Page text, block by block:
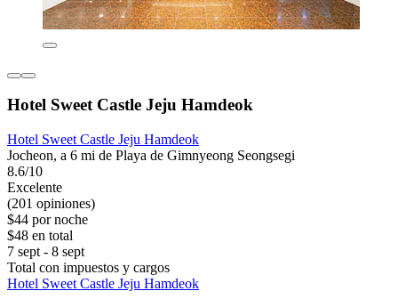
Hotel Sweet Castle Jeju Hamdeok
Hotel Sweet Castle Jeju Hamdeok
Jocheon, a 6 mi de Playa de Gimnyeong Seongsegi
8.6/10
Excelente
(201 opiniones)
$44 por noche
$48 en total
7 sept - 8 sept
Total con impuestos y cargos
Hotel Sweet Castle Jeju Hamdeok